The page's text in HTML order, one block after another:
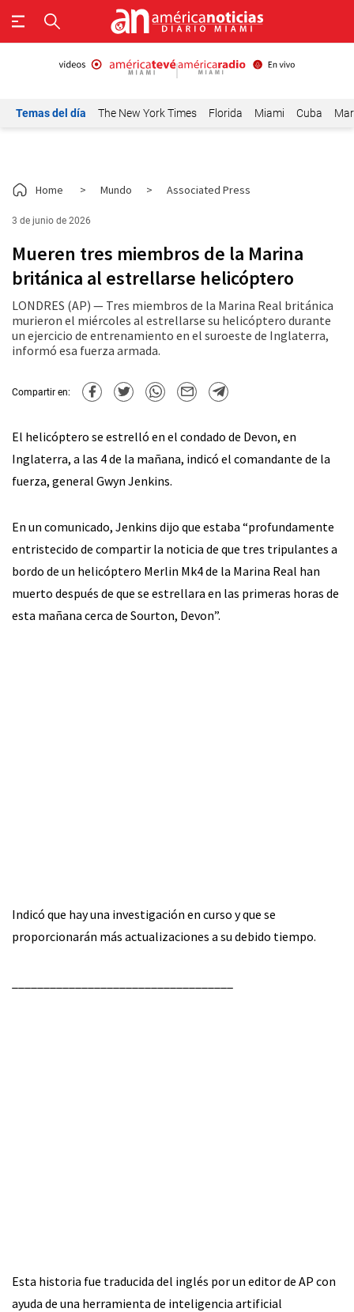
Temas del día The New York Times Florida Miami Cuba
Home > Mundo > Associated Press
3 de junio de 2026
Mueren tres miembros de la Marina
británica al estrellarse helicóptero
LONDRES (AP) — Tres miembros de la Marina Real británica
murieron el miércoles al estrellarse su helicóptero durante
un ejercicio de entrenamiento en el suroeste de Inglaterra,
informó esa fuerza armada.
Compartir en:
El helicóptero se estrelló en el condado de Devon, en
Inglaterra, a las 4 de la mañana, indicó el comandante de la
fuerza, general Gwyn Jenkins.
En un comunicado, Jenkins dijo que estaba “profundamente
entristecido de compartir la noticia de que tres tripulantes a
bordo de un helicóptero Merlin Mk4 de la Marina Real han
muerto después de que se estrellara en las primeras horas de
esta mañana cerca de Sourton, Devon”.
Indicó que hay una investigación en curso y que se
proporcionarán más actualizaciones a su debido tiempo.
Esta historia fue traducida del inglés por un editor de AP con
ayuda de una herramienta de inteligencia artificial